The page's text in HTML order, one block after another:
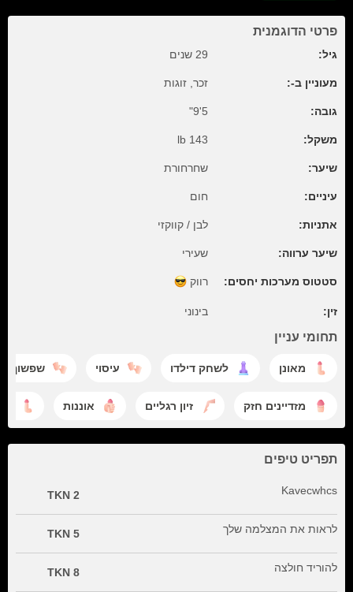
פרטי הדוגמנית
גיל: 29 שנים
מעוניין ב-: זכר, זוגות
גובה: 5'9"
משקל: 143 lb
שיער: שחרחורת
עיניים: חום
אתניות: לבן / קווקזי
שיער ערווה: שעירי
סטטוס מערכות יחסים: רווק
זין: בינוני
תחומי עניין
מאונן לשחק דילדו עיסוי שפשוף
מזדיינים חזק זיון רגליים אוננות
תפריט טיפים
Kavecwhcs
2 TKN
לראות את המצלמה שלך 5 TKN
להוריד חולצה 8 TKN